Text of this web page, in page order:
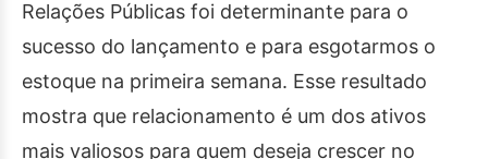
Relações Públicas foi determinante para o
sucesso do lançamento e para esgotarmos o
estoque na primeira semana. Esse resultado
mostra que relacionamento é um dos ativos
mais valiosos para quem deseja crescer no